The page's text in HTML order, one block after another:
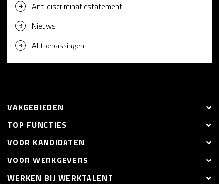
Anti discriminatiestatement
Nieuws
AI toepassingen
VAKGEBIEDEN
TOP FUNCTIES
VOOR KANDIDATEN
VOOR WERKGEVERS
WERKEN BIJ WERKTALENT